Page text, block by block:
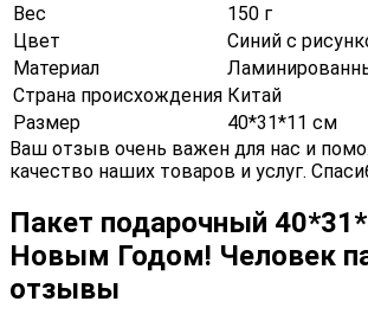
Вес
150 г
Цвет
Синий с
Материал
Страна происхождения Китай
Размер
40*31*11 см
Ваш отзыв очень важен для нас и
качество наших товаров и услуг.
Пакет подарочный
Новым Годом! Человек
отзывы